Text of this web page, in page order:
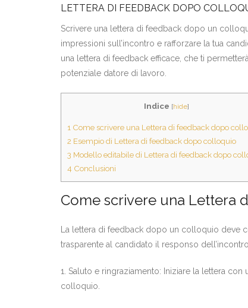
LETTERA DI FEEDBACK DOPO
Scrivere una lettera di feedback dopo un
impressioni sull’incontro e rafforzare la tua
una lettera di feedback efficace, che ti
potenziale datore di lavoro.
Indice [hide]
1 Come scrivere una Lettera di feedback dopo
2 Esempio di Lettera di feedback dopo colloquio
3 Modello editabile di Lettera di feedback dopo
4 Conclusioni
Come scrivere una Lettera
La lettera di feedback dopo un colloquio deve
trasparente al candidato il responso
1. Saluto e ringraziamento: Iniziare la lettera
colloquio.